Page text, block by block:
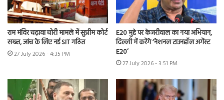
राम मंदिर चढ़ावा चोरी मामले में सुप्रीम कोर्ट
सख्त, जांच के लिए नई SIT गठित
27 July 2026 - 4:35 PM
E20 मुद्दे पर केजरीवाल का नया अभियान,
दिल्ली में करेंगे ‘नेशनल टाउनहॉल अगेंस्ट
E20’
27 July 2026 - 3:51 PM